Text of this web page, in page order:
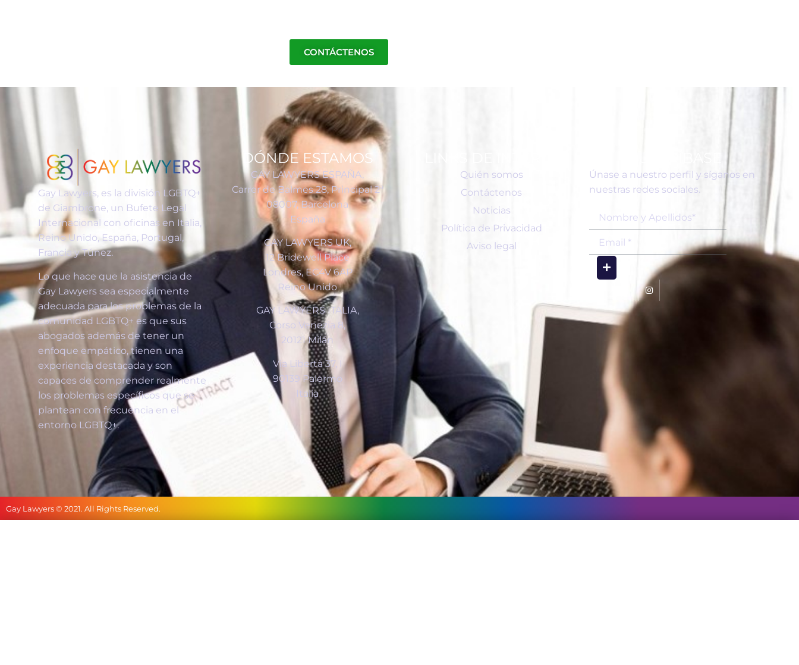
CONTÁCTENOS
Gay Lawyers, es la división LGBTQ+
de Giambrone, un Bufete Legal
Internacional con oficinas en Italia,
Reino Unido, España, Portugal,
Francia y Túnez.
Lo que hace que la asistencia de
Gay Lawyers sea especialmente
adecuada para los problemas de la
comunidad LGBTQ+ es que sus
abogados además de tener un
enfoque empático, tienen una
experiencia destacada y son
capaces de comprender realmente
los problemas específicos que se
plantean con frecuencia en el
entorno LGBTQ+.
DÓNDE ESTAMOS
GAY LAWYERS ESPAÑA,
Carrer de Balmes 28, Principal 2ª
08007, Barcelona
España
GAY LAWYERS UK,
12 Bridewell Place
Londres, EC4V 6AP
Reino Unido
GAY LAWYERS ITALIA,
Corso Venezia 8,
20121 Milán
Via Libertà 37, I
90139 Palermo
Italia
Quién somos
Contáctenos
Noticias
Política de Privacidad
Aviso legal
Únase a nuestro perfil y síganos en
nuestras redes sociales.
Gay Lawyers © 2021. All Rights Reserved.